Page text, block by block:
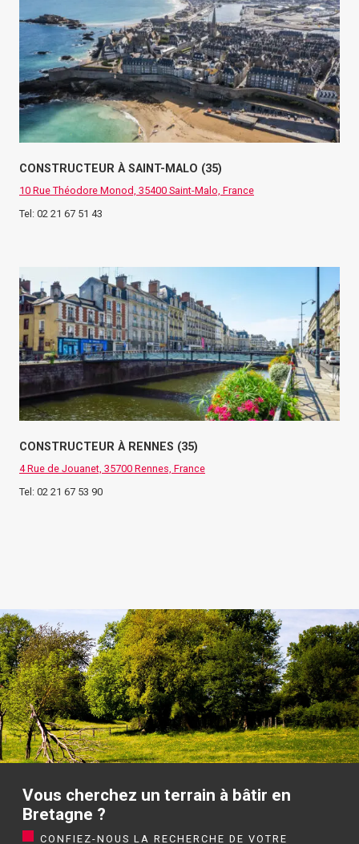
CONSTRUCTEUR À SAINT-MALO (35)
10 Rue Théodore Monod, 35400 Saint-Malo, France
Tel: 02 21 67 51 43
CONSTRUCTEUR À RENNES (35)
4 Rue de Jouanet, 35700 Rennes, France
Tel: 02 21 67 53 90
Vous cherchez un terrain à bâtir en
Bretagne ?
CONFIEZ-NOUS LA RECHERCHE DE VOTRE